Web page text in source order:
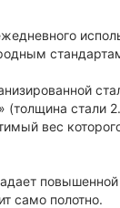
стали
вес
само полотно.